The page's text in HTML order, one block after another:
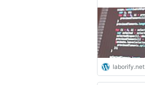
laborify.net